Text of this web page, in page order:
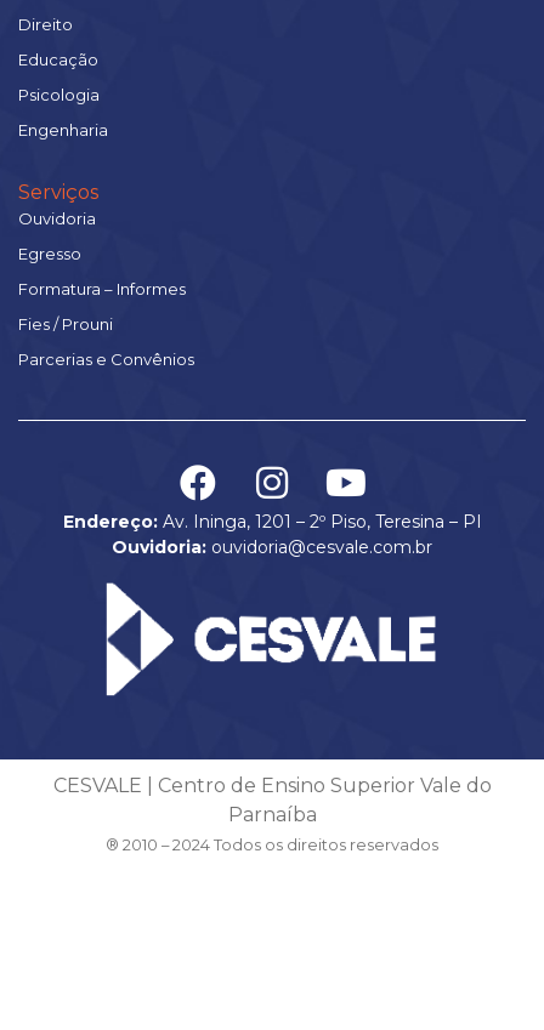
Direito
Educação
Psicologia
Engenharia
Serviços
Ouvidoria
Egresso
Formatura – Informes
Fies / Prouni
Parcerias e Convênios
Endereço:Av. Ininga, 1201 – 2º Piso, Teresina – PI
Ouvidoria: ouvidoria@cesvale.com.br
CESVALE | Centro de Ensino Superior Vale do
Parnaíba
® 2010 – 2024 Todos os direitos reservados